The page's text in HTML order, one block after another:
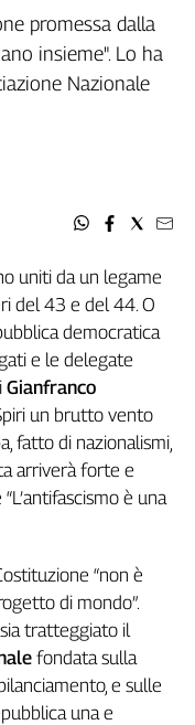
promessa dalla
insieme". Lo ha
Nazionale
uniti da un legame
del 43 e del 44. O
democratica
e le delegate
Gianfranco
un brutto vento
fatto di nazionalismi,
arriverà forte e
“L’antifascismo è una
“non è
di mondo”.
tratteggiato il
fondata sulla
e sulle
una e